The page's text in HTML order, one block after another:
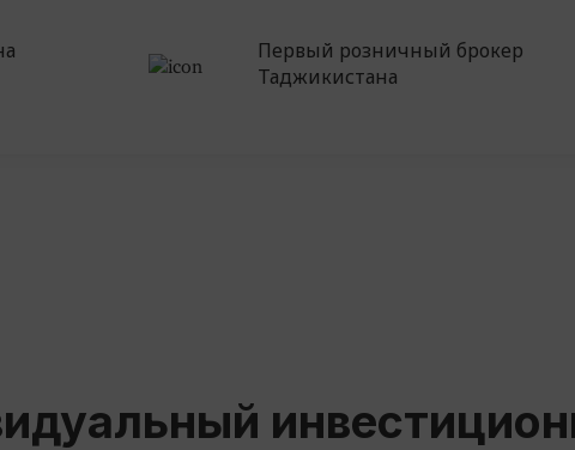
Первый розничный брокер
Таджикистана